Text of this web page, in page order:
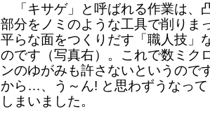
「キサゲ」と呼ばれる作業は、
部分をノミのような工具で削りま
平らな面をつくりだす「職人技」
のです（写真右）。これで数ミク
ンのゆがみも許さないというので
から…、う～ん! と思わずうなって
しまいました。